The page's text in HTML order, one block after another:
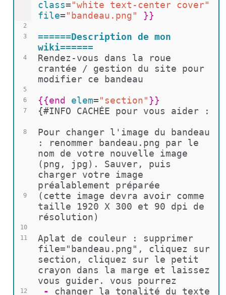
2
3
4
5
6
7
8
9
10
11
12
class="white text-center cover"
file="bandeau.png"
}}
======Description de mon
wiki======
Rendez-vous dans la roue
crantée / gestion du site pour
modifier ce bandeau
{{end elem="section" }}
{#INFO CACHÉE pour vous aider :
Pour changer l'image du bandeau
: renommer bandeau.png par le
nom de votre nouvelle image
(png, jpg). Sauver, puis
charger votre image
préalablement préparée
(cette image devra avoir comme
taille 1920 X 300 et 90 dpi de
résolution)
Aplat de couleur : supprimer
file="bandeau.png", cliquez sur
section, cliquez sur le petit
crayon dans la marge et laissez
vous guider. vous pourrez
- changer la tonalité du texte